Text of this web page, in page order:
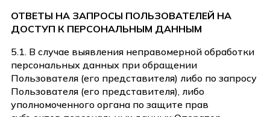
ОТВЕТЫ НА ЗАПРОСЫ ПОЛЬЗОВАТЕЛЕЙ НА
ДОСТУП К ПЕРСОНАЛЬНЫМ ДАННЫМ
5.1. В случае выявления неправомерной обработки
персональных данных при обращении
Пользователя (его представителя) либо по запросу
Пользователя (его представителя), либо
уполномоченного органа по защите прав